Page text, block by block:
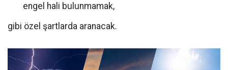
engel hali bulunmamak,
gibi özel şartlarda aranacak.